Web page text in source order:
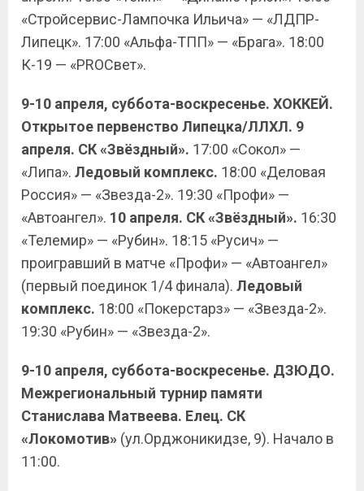
«Стройсервис-Лампочка Ильича» — «ЛДПР-
Липецк». 17:00 «Альфа-ТПП» — «Брага». 18:00
К-19 — «PROСвет».
9-10 апреля, суббота-воскресенье. ХОККЕЙ.
Открытое первенство Липецка/ЛЛХЛ. 9
апреля. СК «Звёздный». 17:00 «Сокол» —
«Липа». Ледовый комплекс. 18:00 «Деловая
Россия» — «Звезда-2». 19:30 «Профи» —
«Автоангел». 10 апреля. СК «Звёздный». 16:30
«Телемир» — «Рубин». 18:15 «Русич» —
проигравший в матче «Профи» — «Автоангел»
(первый поединок 1/4 финала). Ледовый
комплекс. 18:00 «Покерстарз» — «Звезда-2».
19:30 «Рубин» — «Звезда-2».
9-10 апреля, суббота-воскресенье. ДЗЮДО.
Межрегиональный турнир памяти
Станислава Матвеева. Елец. СК
«Локомотив» (ул.Орджоникидзе, 9). Начало в
11:00.